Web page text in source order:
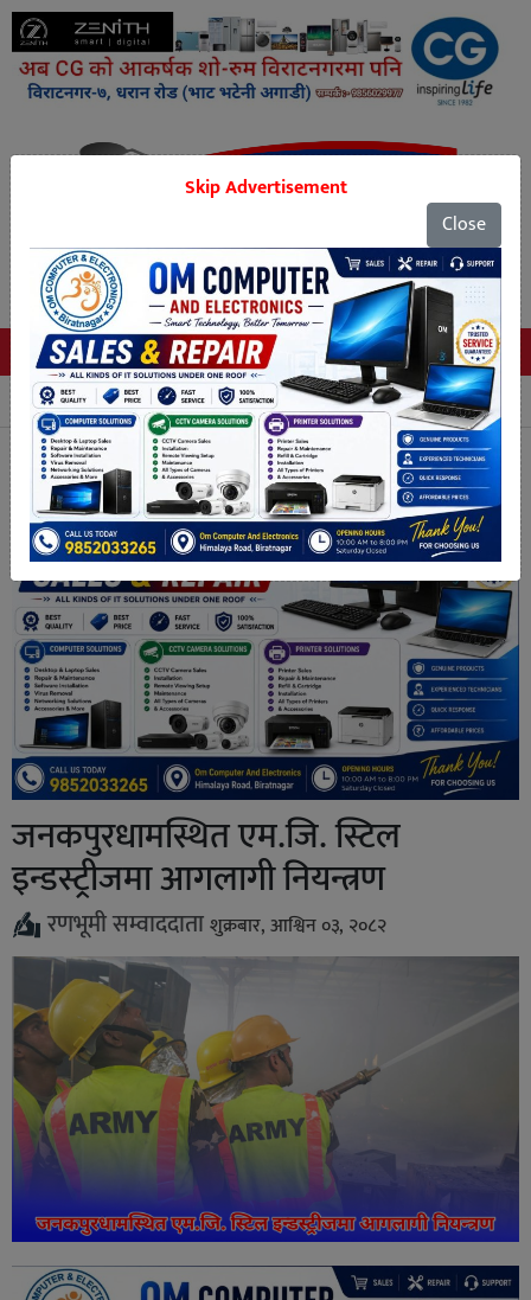
Tags
जनकपुरधामस्थित एम.जि. स्टिल
इन्डस्ट्रीजमा आगलागी नियन्त्रण
रणभूमी सम्वाददाताशुक्रबार, आश्विन ०३, २०८२
Skip Advertisement
Close